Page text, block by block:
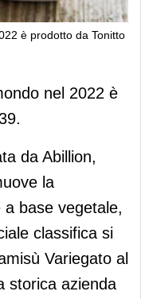
è prodotto da Tonitto
al mondo nel
1939
nel 2022 è
da Abillion,
la
base vegetale,
classifica si
Variegato al
storica azienda